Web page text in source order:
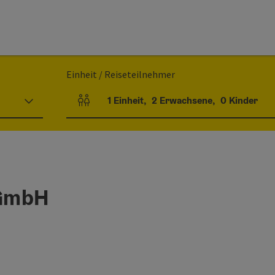
Einheit / Reiseteilnehmer
Einheitenanzahl und Personenfelder
1 Einheit, 2 Erwachsene, 0 Kinder